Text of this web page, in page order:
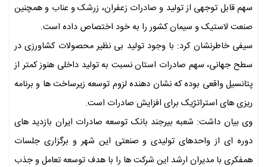
سهم قابل توجهی از تولید و صادرات زعفران، زرشک و عناب و همچنین
صنعت لاستیک و سیمان کشور را به خود اختصاص داده است.
سیفی خاطرنشان کرد: با وجود تولید بی نظیر محصولات کشاورزی در
سطح جهانی، سهم صادرات استان نسبت به تولید داخلی هنوز کمتر از
پتانسیل واقعی بوده که نشان دهنده لزوم توسعه زیرساخت ها و برنامه
ریزی های استراتژیک برای افزایش صادرات است.
وی بیان داشت: شعبه بیرجند بانک توسعه صادرات ایران بازدید های
دوره ای از واحدهای تولیدی و صنعتی این شهر و برگزاری جلسات
همفکری با مدیران ارشد این شرکت ها را با هدف توسعه تعامل و جذب